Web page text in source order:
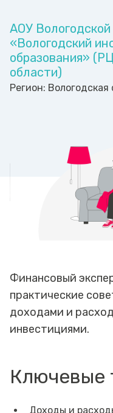
АОУ
«Вологодский
образования»
области)
Регион: Вологодская
Финансовый
практические
доходами и
инвестициями.
Ключевые
Доходы и